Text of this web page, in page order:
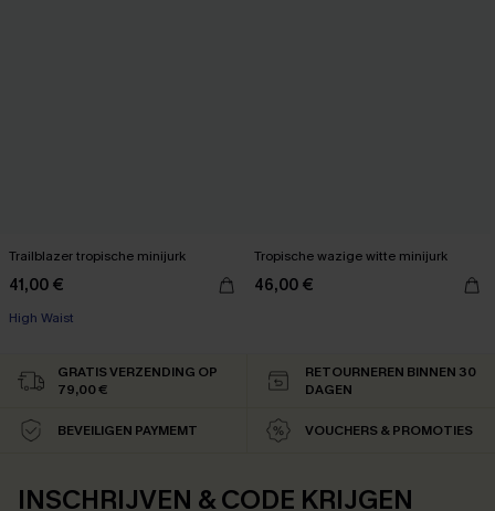
Trailblazer tropische minijurk
41,00 €
High Waist
Tropische wazige witte minijurk
46,00 €
GRATIS VERZENDING OP
79,00 €
RETOURNEREN BINNEN 30
DAGEN
BEVEILIGEN PAYMEMT VOUCHERS & PROMOTIES
INSCHRIJVEN & CODE KRIJGEN